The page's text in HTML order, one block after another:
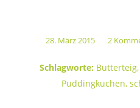
28. März 2015
/ 2 /
Schlagworte: Butterteig,
Puddingkuchen,